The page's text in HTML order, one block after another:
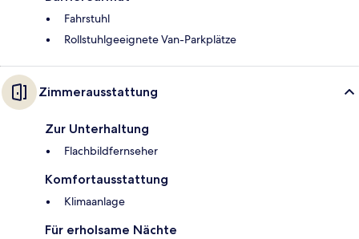
Fahrstuhl
Rollstuhlgeeignete Van-Parkplätze
Zimmerausstattung
Zur Unterhaltung
Flachbildfernseher
Komfortausstattung
Klimaanlage
Für erholsame Nächte